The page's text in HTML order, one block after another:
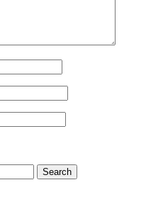
Search